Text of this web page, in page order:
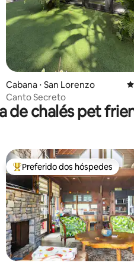
média de 5, 318
Cabana ⋅ San Lorenzo
Canto Secreto
de chalés pet
Entre os melhores preferidos
Preferido dos hóspedes